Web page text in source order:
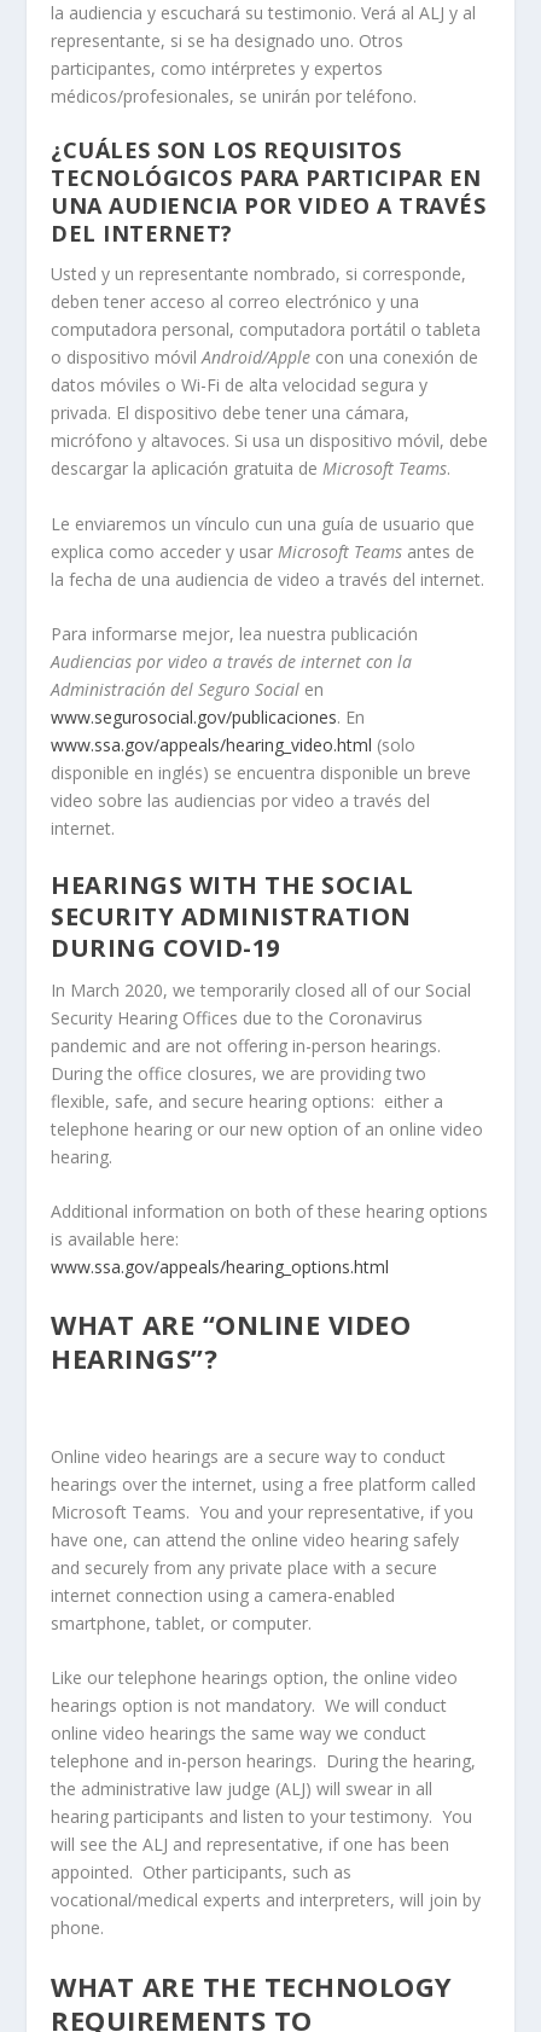
la audiencia y escuchará su testimonio. Verá al ALJ y al
representante, si se ha designado uno. Otros
participantes, como intérpretes y expertos
médicos/profesionales, se unirán por teléfono.
¿CUÁLES SON LOS REQUISITOS
TECNOLÓGICOS PARA PARTICIPAR EN
UNA AUDIENCIA POR VIDEO A TRAVÉS
DEL INTERNET?
Usted y un representante nombrado, si corresponde,
deben tener acceso al correo electrónico y una
computadora personal, computadora portátil o tableta
o dispositivo móvilAndroid/Apple con una conexión de
datos móviles o Wi-Fi de alta velocidad segura y
privada. El dispositivo debe tener una cámara,
micrófono y altavoces. Si usa un dispositivo móvil, debe
descargar la aplicación gratuita deMicrosoft Teams.
Le enviaremos un vínculo cun una guía de usuario que
explica como acceder y usarMicrosoft Teams antes de
la fecha de una audiencia de video a través del internet.
Para informarse mejor, lea nuestra publicación
Audiencias por video a través de internet con la
Administración del Seguro Social en
www.segurosocial.gov/publicaciones. En
www.ssa.gov/appeals/hearing_video.html (solo
disponible en inglés) se encuentra disponible un breve
video sobre las audiencias por video a través del
internet.
HEARINGS WITH THE SOCIAL
SECURITY ADMINISTRATION
DURING COVID-19
In March 2020, we temporarily closed all of our Social
Security Hearing Offices due to the Coronavirus
pandemic and are not offering in-person hearings.
During the office closures, we are providing two
flexible, safe, and secure hearing options: either a
telephone hearing or our new option of an online video
hearing.
Additional information on both of these hearing options
is available here:
www.ssa.gov/appeals/hearing_options.html
WHAT ARE “ONLINE VIDEO
HEARINGS”?
Online video hearings are a secure way to conduct
hearings over the internet, using a free platform called
Microsoft Teams. You and your representative, if you
have one, can attend the online video hearing safely
and securely from any private place with a secure
internet connection using a camera-enabled
smartphone, tablet, or computer.
Like our telephone hearings option, the online video
hearings option is not mandatory. We will conduct
online video hearings the same way we conduct
telephone and in-person hearings. During the hearing,
the administrative law judge (ALJ) will swear in all
hearing participants and listen to your testimony. You
will see the ALJ and representative, if one has been
appointed. Other participants, such as
vocational/medical experts and interpreters, will join by
phone.
WHAT ARE THE TECHNOLOGY
REQUIREMENTS TO